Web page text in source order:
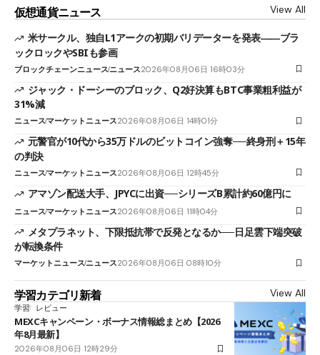
仮想通貨ニュース View All
米サークル、独自L1アークの初期バリデーターを発表――ブラ
ックロックやSBIも参画
ブロックチェーンニュースニュース2026年08月06日 16時03分
ジャック・ドーシーのブロック、Q2好決算もBTC事業粗利益が
31%減
ニュースマーケットニュース2026年08月06日 14時01分
元警官が10代から35万ドルのビットコイン強奪──終身刑＋15年
の判決
ニュースマーケットニュース2026年08月06日 12時45分
アマゾン配送大手、JPYCに出資──シリーズB累計約60億円に
ニュースマーケットニュース2026年08月06日 11時04分
メタプラネット、下限抵抗帯で反発となるか──日足雲下端突破
が転換条件
マーケットニュースニュース2026年08月06日 08時10分
学習カテゴリ新着 View All
学習 レビュー
MEXCキャンペーン・ボーナス情報総まとめ【2026
年8月最新】
2026年08月06日 12時29分